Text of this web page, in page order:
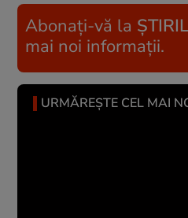
Abonați-vă la
mai noi informații.
URMĂREȘTE CEL MAI